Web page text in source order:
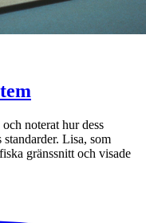
noterat hur dess
Lisa, som
gränssnitt och visade